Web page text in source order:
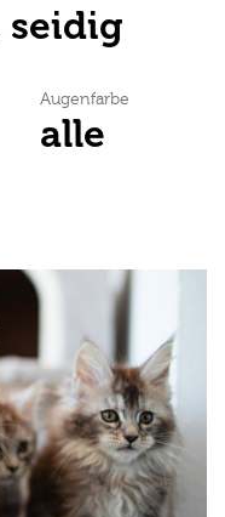
seidig
Augenfarbe
alle